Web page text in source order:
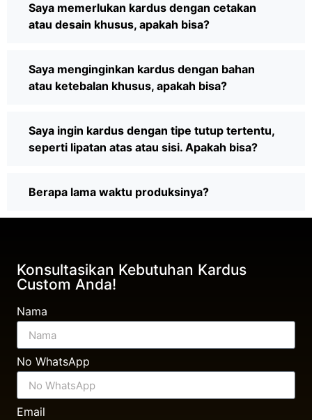
Saya memerlukan kardus dengan cetakan
atau desain khusus, apakah bisa?
Saya menginginkan kardus dengan bahan
atau ketebalan khusus, apakah bisa?
Saya ingin kardus dengan tipe tutup tertentu,
seperti lipatan atas atau sisi. Apakah bisa?
Berapa lama waktu produksinya?
Konsultasikan Kebutuhan Kardus
Custom Anda!
Nama
No WhatsApp
Email